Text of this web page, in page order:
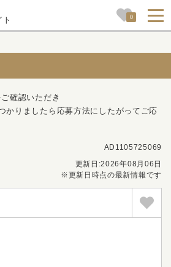
0
確認いただき
かりましたら応募方法にしたがってご応
AD1105725069
更新日:2026年08月06日
※更新日時点の最新情報です